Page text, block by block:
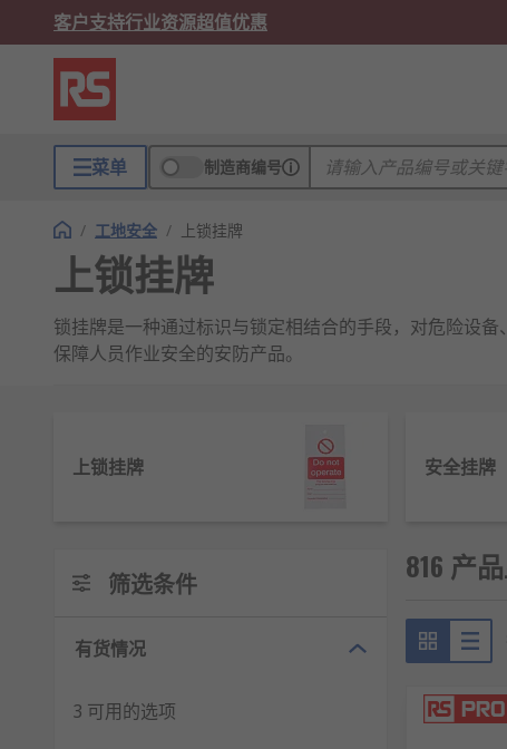
客户支持行业资源超值优惠
菜单 制造商编号
/ 工地安全 / 上锁挂牌
上锁挂牌
锁挂牌是一种通过标识与锁定相结合的手段，对危险设
保障人员作业安全的安防产品。
设备能量锁定管控
危险区域警示标识
清晰标注设备或区域的危险类型（如“禁止合闸”“设备检
部分挂牌可标注责任人、检修时间、作业内容等信息，
上锁挂牌 安全挂牌
筛选条件
有货情况
3 可用的选项
816 产